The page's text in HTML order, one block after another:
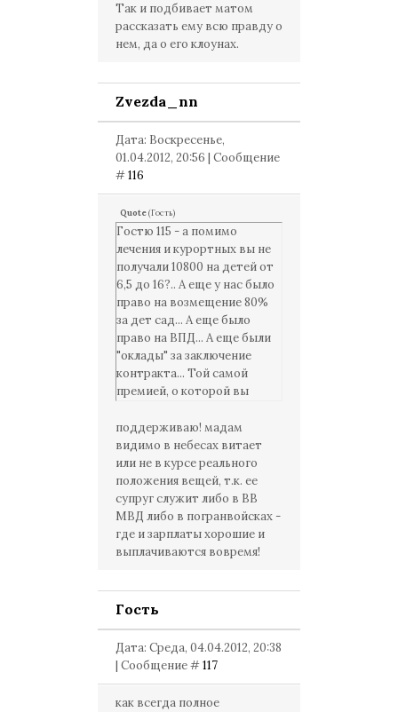
Так и подбивает матом
рассказать ему всю правду о
нем, да о его клоунах.
Zvezda_nn
Дата: Воскресенье,
01.04.2012, 20:56 | Сообщение
#116
Quote(Гость)
Гостю 115 - а помимо
лечения и курортных вы не
получали 10800 на детей от
6,5 до 16?.. А еще у нас было
право на возмещение 80%
за дет сад... А еще было
право на ВПД... А еще были
"оклады" за заключение
контракта... Той самой
премией, о которой вы
обделён не был никто... А
ЕДВ (которого теперь нет)
видимо муж до дома не
доносил просто... Вникать
надо детальней!!!
поддерживаю! мадам
видимо в небесах витает
или не в курсе реального
положения вещей, т.к. ее
супруг служит либо в ВВ
МВД либо в погранвойсках -
где и зарплаты хорошие и
выплачиваются вовремя!
Гость
Дата: Среда, 04.04.2012, 20:38
| Сообщение #117
как всегда полное